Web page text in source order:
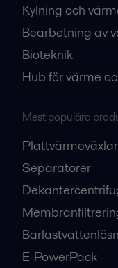
Kylning och
Bearbetning av
Bioteknik
Hub för värme
Mest populära
Separatorer
E-PowerPack